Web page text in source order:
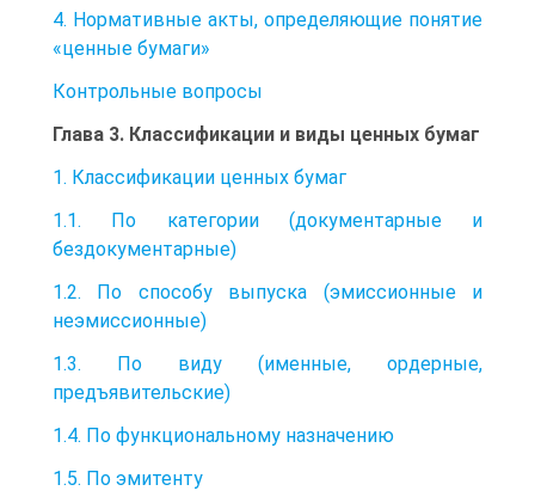
4. Нормативные акты, определяющие понятие
«ценные бумаги»
Контрольные вопросы
Глава 3. Классификации и виды ценных бумаг
1. Классификации ценных бумаг
1.1. По категории (документарные и
бездокументарные)
1.2. По способу выпуска (эмиссионные и
неэмиссионные)
1.3. По виду (именные, ордерные,
предъявительские)
1.4. По функциональному назначению
1.5. По эмитенту